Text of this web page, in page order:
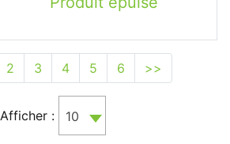
2 3 4 5 6 >>
Afficher : 10